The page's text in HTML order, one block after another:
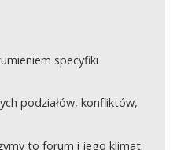
specyfiki
podziałów, konfliktów,
to forum i jego klimat.